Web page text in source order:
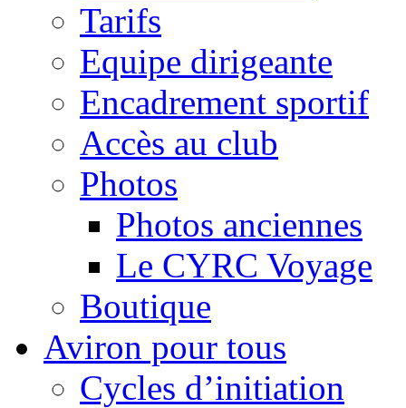
Tarifs
Equipe dirigeante
Encadrement sportif
Accès au club
Photos
Photos anciennes
Le CYRC Voyage
Boutique
Aviron pour tous
Cycles d’initiation